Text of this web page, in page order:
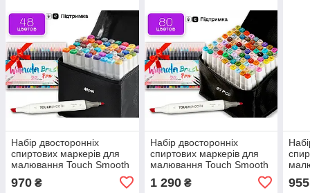
Набір двосторонніх
спиртових маркерів для
малювання Touch Smooth
маркери 20 шт
970 ₴
Набір двосторонніх
спиртових маркерів для
малювання Touch Smooth
маркери 20 шт
1 290₴ 955